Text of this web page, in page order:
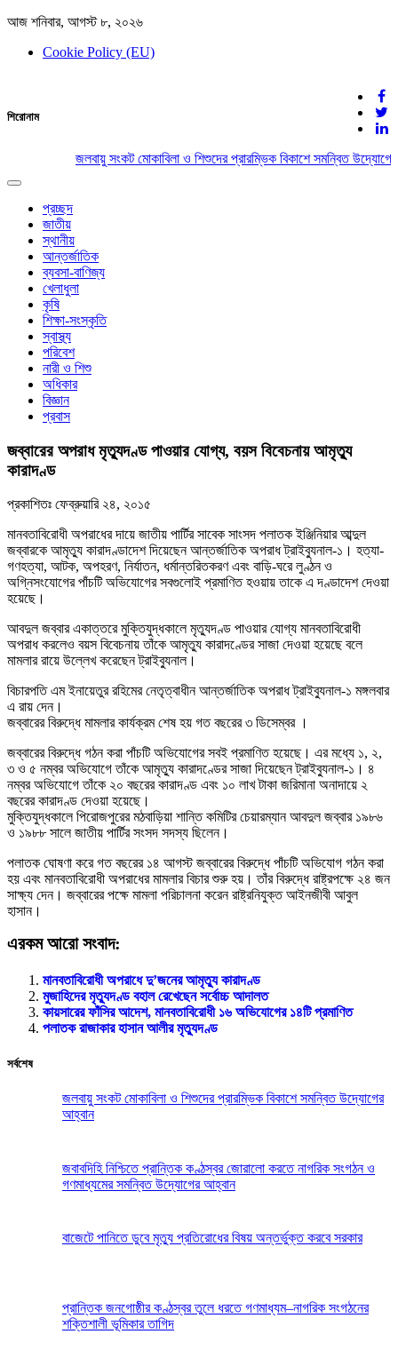
আজ শনিবার, আগস্ট ৮, ২০২৬
Cookie Policy (EU)
দেশের খবর
যুক্ত থাকুন দেশের সঙ্গে
শিরোনাম
জলবায়ু সংকট মোকাবিলা ও শিশুদের প্রারম্ভিক বিকাশে সমন্বিত উদ্যোগের
Toggle
navigation
প্রচ্ছদ
জাতীয়
স্থানীয়
আন্তর্জাতিক
ব্যবসা-বাণিজ্য
খেলাধুলা
কৃষি
শিক্ষা-সংস্কৃতি
স্বাস্থ্য
পরিবেশ
নারী ও শিশু
অধিকার
বিজ্ঞান
প্রবাস
জব্বারের অপরাধ মৃত্যুদণ্ড পাওয়ার যোগ্য, বয়স বিবেচনায় আমৃত্যু
কারাদণ্ড
প্রকাশিতঃ ফেব্রুয়ারি ২৪, ২০১৫
মানবতাবিরোধী অপরাধের দায়ে জাতীয় পার্টির সাবেক সাংসদ পলাতক ইঞ্জিনিয়ার আব্দুল
জব্বারকে আমৃত্যু কারাদণ্ডাদেশ দিয়েছেন আন্তর্জাতিক অপরাধ ট্রাইব্যুনাল-১। হত্যা-
গণহত্যা, আটক, অপহরণ, নির্যাতন, ধর্মান্তরিতকরণ এবং বাড়ি-ঘরে লুণ্ঠন ও
অগ্নিসংযোগের পাঁচটি অভিযোগের সবগুলোই প্রমাণিত হওয়ায় তাকে এ দণ্ডাদেশ দেওয়া
হয়েছে।
আবদুল জব্বার একাত্তরে মুক্তিযুদ্ধকালে মৃত্যুদণ্ড পাওয়ার যোগ্য মানবতাবিরোধী
অপরাধ করলেও বয়স বিবেচনায় তাঁকে আমৃত্যু কারাদণ্ডের সাজা দেওয়া হয়েছে বলে
মামলার রায়ে উল্লেখ করেছেন ট্রাইব্যুনাল।
বিচারপতি এম ইনায়েতুর রহিমের নেতৃত্বাধীন আন্তর্জাতিক অপরাধ ট্রাইব্যুনাল-১ মঙ্গলবার
এ রায় দেন।
জব্বারের বিরুদ্ধে মামলার কার্যক্রম শেষ হয় গত বছরের ৩ ডিসেম্বর ।
জব্বারের বিরুদ্ধে গঠন করা পাঁচটি অভিযোগের সবই প্রমাণিত হয়েছে। এর মধ্যে ১, ২,
৩ ও ৫ নম্বর অভিযোগে তাঁকে আমৃত্যু কারাদণ্ডের সাজা দিয়েছেন ট্রাইব্যুনাল-১। ৪
নম্বর অভিযোগে তাঁকে ২০ বছরের কারাদণ্ড এবং ১০ লাখ টাকা জরিমানা অনাদায়ে ২
বছরের কারাদণ্ড দেওয়া হয়েছে।
মুক্তিযুদ্ধকালে পিরোজপুরের মঠবাড়িয়া শান্তি কমিটির চেয়ারম্যান আবদুল জব্বার ১৯৮৬
ও ১৯৮৮ সালে জাতীয় পার্টির সংসদ সদস্য ছিলেন।
পলাতক ঘোষণা করে গত বছরের ১৪ আগস্ট জব্বারের বিরুদ্ধে পাঁচটি অভিযোগ গঠন করা
হয় এবং মানবতাবিরোধী অপরাধের মামলার বিচার শুরু হয়। তাঁর বিরুদ্ধে রাষ্ট্রপক্ষে ২৪ জন
সাক্ষ্য দেন। জব্বারের পক্ষে মামলা পরিচালনা করেন রাষ্ট্রনিযুক্ত আইনজীবী আবুল
হাসান।
এরকম আরো সংবাদ:
মানবতাবিরোধী অপরাধে দু’জনের আমৃত্যু কারাদণ্ড
মুজাহিদের মৃত্যুদণ্ড বহাল রেখেছেন সর্বোচ্চ আদালত
কায়সারের ফাঁসির আদেশ, মানবতাবিরোধী ১৬ অভিযোগের ১৪টি প্রমাণিত
পলাতক রাজাকার হাসান আলীর মৃত্যুদণ্ড
সর্বশেষ
জলবায়ু সংকট মোকাবিলা ও শিশুদের প্রারম্ভিক বিকাশে সমন্বিত উদ্যোগের
আহ্বান
জবাবদিহি নিশ্চিতে প্রান্তিক কণ্ঠস্বর জোরালো করতে নাগরিক সংগঠন ও
গণমাধ্যমের সমন্বিত উদ্যোগের আহ্বান
বাজেটে পানিতে ডুবে মৃত্যু প্রতিরোধের বিষয় অন্তর্ভুক্ত করবে সরকার
প্রান্তিক জনগোষ্ঠীর কণ্ঠস্বর তুলে ধরতে গণমাধ্যম–নাগরিক সংগঠনের
শক্তিশালী ভূমিকার তাগিদ